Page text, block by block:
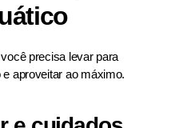
precisa levar para
aproveitar ao máximo.